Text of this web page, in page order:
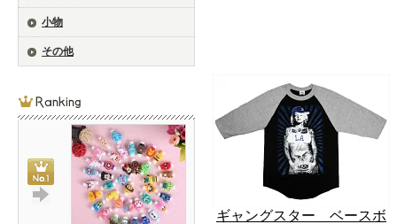
小物
その他
ギャングスター ベースボ